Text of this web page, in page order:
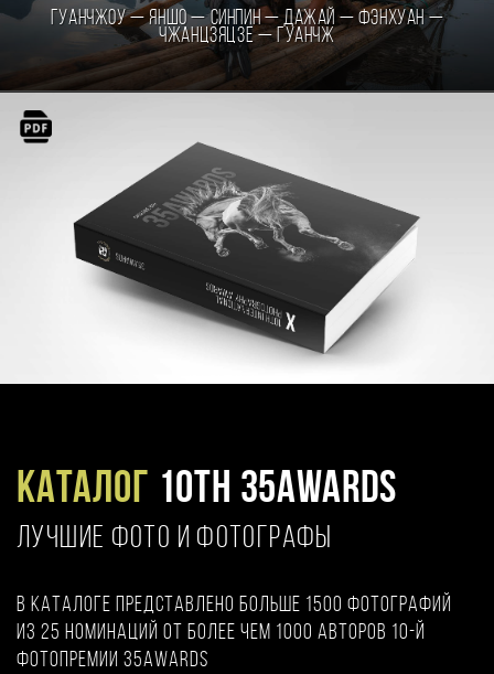
Гуанчжоу — Яншо — Синпин — Дажай — Фэнхуан —
Чжанцзяцзе — Гуанчж
Каталог 10TH 35AWARDS
ЛУЧШИЕ ФОТО И ФОТОГРАФЫ
В каталоге представлено больше 1500 фотографий
из 25 номинаций от более чем 1000 авторов 10-й
фотопремии 35AWARDS